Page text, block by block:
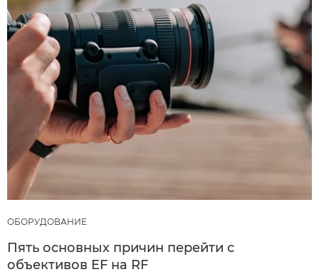
ОБОРУДОВАНИЕ
Пять основных причин перейти с
объективов EF на RF